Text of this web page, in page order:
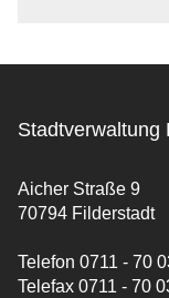
Stadtverwaltung
Aicher Straße 9
70794 Filderstadt
Telefon 0711 - 70
Telefax 0711 - 70